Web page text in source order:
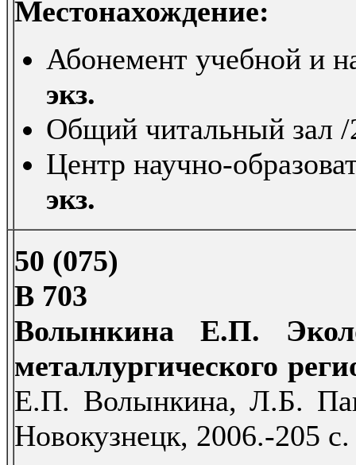
Местонахождение:
Абонемент учебной и
экз.
Общий читальный зал
Центр научно-
экз.
50 (075)
В 703
Волынкина Е.П.
металлургического
Е.П. Волынкина, Л.Б.
Новокузнецк, 2006.-205 с.